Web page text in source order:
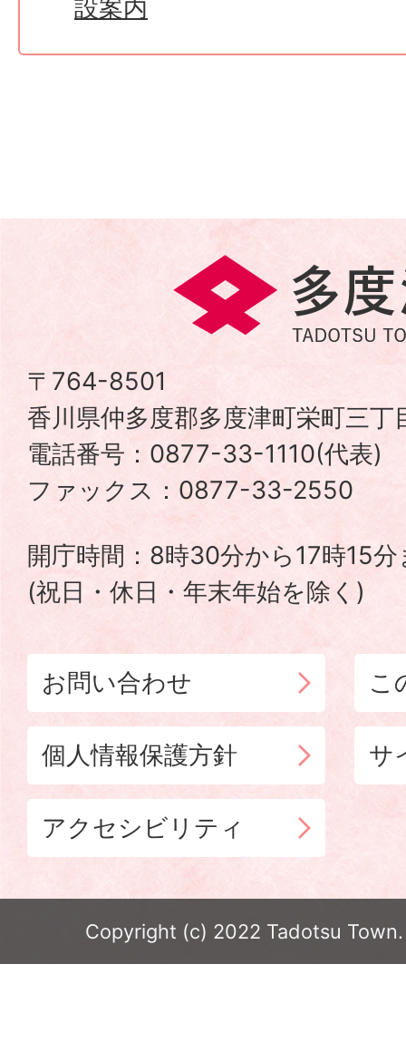
設案内
多
度
町
TADOTSU
TOWN
〒764-8501
香川県仲多度郡多度津町栄町三
電話番号：0877-33-1110(代表)
ファックス：0877-33-2550
開庁時間：8時30分から17時15分
(祝日・休日・年末年始を除く)
お問い合わせ こ
個人情報保護方針 サ
アクセシビリティ
Copyright (c) 2022 Tadotsu